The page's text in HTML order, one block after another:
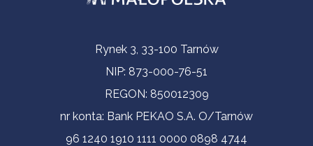
Contact InformationRynek 3, 33-100 Tarnów
NIP: 873-000-76-51
REGON: 850012309
nr konta: Bank PEKAO S.A. O/Tarnów
96 1240 1910 1111 0000 0898 4744